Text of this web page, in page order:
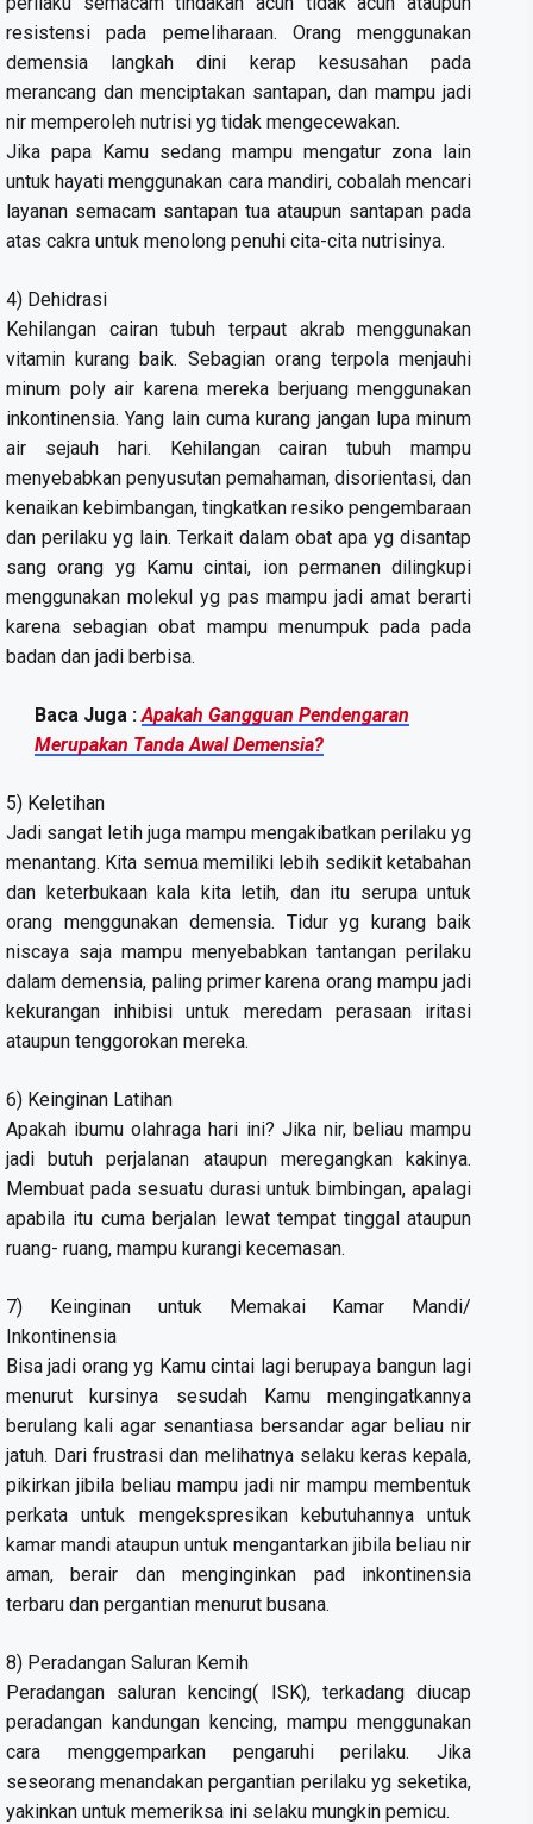
resistensi pada pemeliharaan. Orang menggunakan
demensia langkah dini kerap kesusahan pada
merancang dan menciptakan santapan, dan mampu jadi
nir memperoleh nutrisi yg tidak mengecewakan.
Jika papa Kamu sedang mampu mengatur zona lain
untuk hayati menggunakan cara mandiri, cobalah mencari
layanan semacam santapan tua ataupun santapan pada
atas cakra untuk menolong penuhi cita-cita nutrisinya.
4) Dehidrasi
Kehilangan cairan tubuh terpaut akrab menggunakan
vitamin kurang baik. Sebagian orang terpola menjauhi
minum poly air karena mereka berjuang menggunakan
inkontinensia. Yang lain cuma kurang jangan lupa minum
air sejauh hari. Kehilangan cairan tubuh mampu
menyebabkan penyusutan pemahaman, disorientasi, dan
kenaikan kebimbangan, tingkatkan resiko pengembaraan
dan perilaku yg lain. Terkait dalam obat apa yg disantap
sang orang yg Kamu cintai, ion permanen dilingkupi
menggunakan molekul yg pas mampu jadi amat berarti
karena sebagian obat mampu menumpuk pada pada
badan dan jadi berbisa.
Baca Juga :Apakah Gangguan Pendengaran
Merupakan Tanda Awal Demensia?
5) Keletihan
Jadi sangat letih juga mampu mengakibatkan perilaku yg
menantang. Kita semua memiliki lebih sedikit ketabahan
dan keterbukaan kala kita letih, dan itu serupa untuk
orang menggunakan demensia. Tidur yg kurang baik
niscaya saja mampu menyebabkan tantangan perilaku
dalam demensia, paling primer karena orang mampu jadi
kekurangan inhibisi untuk meredam perasaan iritasi
ataupun tenggorokan mereka.
6) Keinginan Latihan
Apakah ibumu olahraga hari ini? Jika nir, beliau mampu
jadi butuh perjalanan ataupun meregangkan kakinya.
Membuat pada sesuatu durasi untuk bimbingan, apalagi
apabila itu cuma berjalan lewat tempat tinggal ataupun
ruang- ruang, mampu kurangi kecemasan.
7) Keinginan untuk Memakai Kamar Mandi/
Inkontinensia
Bisa jadi orang yg Kamu cintai lagi berupaya bangun lagi
menurut kursinya sesudah Kamu mengingatkannya
berulang kali agar senantiasa bersandar agar beliau nir
jatuh. Dari frustrasi dan melihatnya selaku keras kepala,
pikirkan jibila beliau mampu jadi nir mampu membentuk
perkata untuk mengekspresikan kebutuhannya untuk
kamar mandi ataupun untuk mengantarkan jibila beliau nir
aman, berair dan menginginkan pad inkontinensia
terbaru dan pergantian menurut busana.
8) Peradangan Saluran Kemih
Peradangan saluran kencing( ISK), terkadang diucap
peradangan kandungan kencing, mampu menggunakan
cara menggemparkan pengaruhi perilaku. Jika
seseorang menandakan pergantian perilaku yg seketika,
yakinkan untuk memeriksa ini selaku mungkin pemicu.